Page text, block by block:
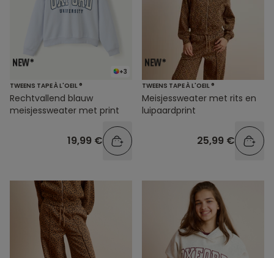
+3
TWEENS TAPE À L'OEIL ®
Rechtvallend blauw
meisjessweater met print
19,99 €
TWEENS TAPE À L'OEIL ®
Meisjessweater met rits en
luipaardprint
25,99 €